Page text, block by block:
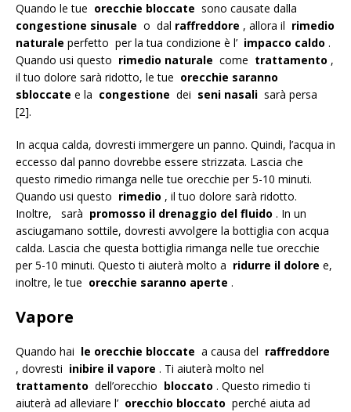
Quando le tue orecchie bloccate sono causate dalla
congestione sinusale o dal raffreddore , allora il rimedio
naturale perfetto per la tua condizione è l’ impacco caldo .
Quando usi questo rimedio naturale come trattamento ,
il tuo dolore sarà ridotto, le tue orecchie saranno
sbloccate e la congestione dei seni nasali sarà persa
[2].
In acqua calda, dovresti immergere un panno. Quindi, l’acqua in
eccesso dal panno dovrebbe essere strizzata. Lascia che
questo rimedio rimanga nelle tue orecchie per 5-10 minuti.
Quando usi questo rimedio , il tuo dolore sarà ridotto.
Inoltre, sarà promosso il drenaggio del fluido . In un
asciugamano sottile, dovresti avvolgere la bottiglia con acqua
calda. Lascia che questa bottiglia rimanga nelle tue orecchie
per 5-10 minuti. Questo ti aiuterà molto a ridurre il dolore e,
inoltre, le tue orecchie saranno aperte .
Vapore
Quando hai le orecchie bloccate a causa del raffreddore
, dovresti inibire il vapore . Ti aiuterà molto nel
trattamento dell’orecchio bloccato . Questo rimedio ti
aiuterà ad alleviare l’ orecchio bloccato perché aiuta ad